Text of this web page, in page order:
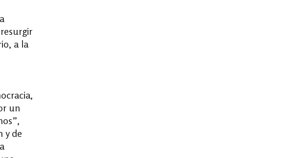
a la
un
y de